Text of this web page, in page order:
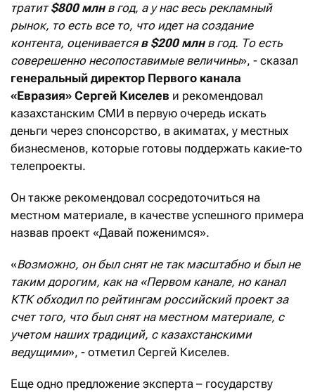
тратит$800 млнв год, а у нас весь рекламный
рынок, то есть все то, что идет на создание
контента, оцениваетсяв $200 млнв год. То есть
соверешенно несопоставимые величины», - сказал
генеральный директор Первого канала
«Евразия» Сергей Киселев и рекомендовал
казахстанским СМИ в первую очередь искать
деньги через спонсорство, в акиматах, у местных
бизнесменов, которые готовы поддержать какие-то
телепроекты.
Он также рекомендовал сосредоточиться на
местном материале, в качестве успешного примера
назвав проект «Давай поженимся».
«Возможно, он был снят не так масштабно и был не
таким дорогим, как на «Первом канале, но канал
КТК обходил по рейтингам российский проект за
счет того, что был снят на местном материале, с
учетом наших традиций, с казахстанскими
ведущими», - отметил Сергей Киселев.
Еще одно предложение эксперта – государству